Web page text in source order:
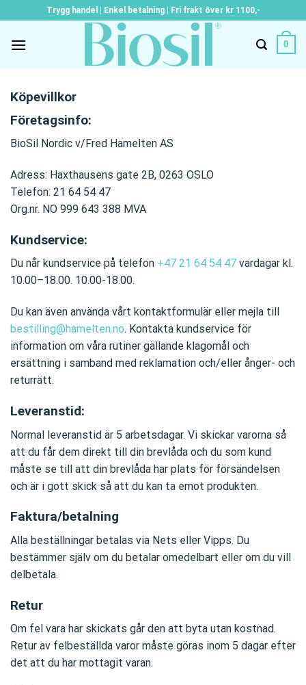
to
content
Trygg handel | Enkel betalning | Fri frakt över kr 1100,-
0
Köpevillkor
Företagsinfo:
BioSil Nordic v/Fred Hamelten AS
Adress: Haxthausens gate 2B, 0263 OSLO
Telefon: 21 64 54 47
Org.nr. NO 999 643 388 MVA
Kundservice:
Du når kundservice på telefon +47 21 64 54 47 vardagar kl.
10.00–18.00. 10.00-18.00.
Du kan även använda vårt kontaktformulär eller mejla till
bestilling@hamelten.no. Kontakta kundservice för
information om våra rutiner gällande klagomål och
ersättning i samband med reklamation och/eller ånger- och
returrätt.
Leveranstid:
Normal leveranstid är 5 arbetsdagar. Vi skickar varorna så
att du får dem direkt till din brevlåda och du som kund
måste se till att din brevlåda har plats för försändelsen
och är i gott skick så att du kan ta emot produkten.
Faktura/betalning
Alla beställningar betalas via Nets eller Vipps. Du
bestämmer själv om du betalar omedelbart eller om du vill
delbetala.
Retur
Om fel vara har skickats går den att byta utan kostnad.
Retur av felbeställda varor måste göras inom 5 dagar efter
det att du har mottagit varan.